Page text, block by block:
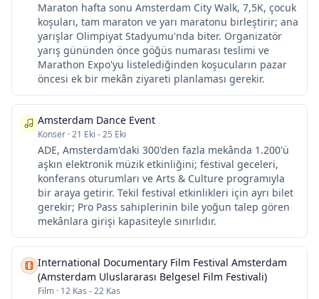
Maraton hafta sonu Amsterdam City Walk, 7,5K, çocuk
koşuları, tam maraton ve yarı maratonu birleştirir; ana
yarışlar Olimpiyat Stadyumu'nda biter. Organizatör
yarış gününden önce göğüs numarası teslimi ve
Marathon Expo'yu listelediğinden koşucuların pazar
öncesi ek bir mekân ziyareti planlaması gerekir.
Amsterdam Dance Event
Konser ·21 Eki - 25 Eki
ADE, Amsterdam'daki 300'den fazla mekânda 1.200'ü
aşkın elektronik müzik etkinliğini; festival geceleri,
konferans oturumları ve Arts & Culture programıyla
bir araya getirir. Tekil festival etkinlikleri için ayrı bilet
gerekir; Pro Pass sahiplerinin bile yoğun talep gören
mekânlara girişi kapasiteyle sınırlıdır.
International Documentary Film Festival Amsterdam
(Amsterdam Uluslararası Belgesel Film Festivali)
Film · 12 Kas - 22 Kas